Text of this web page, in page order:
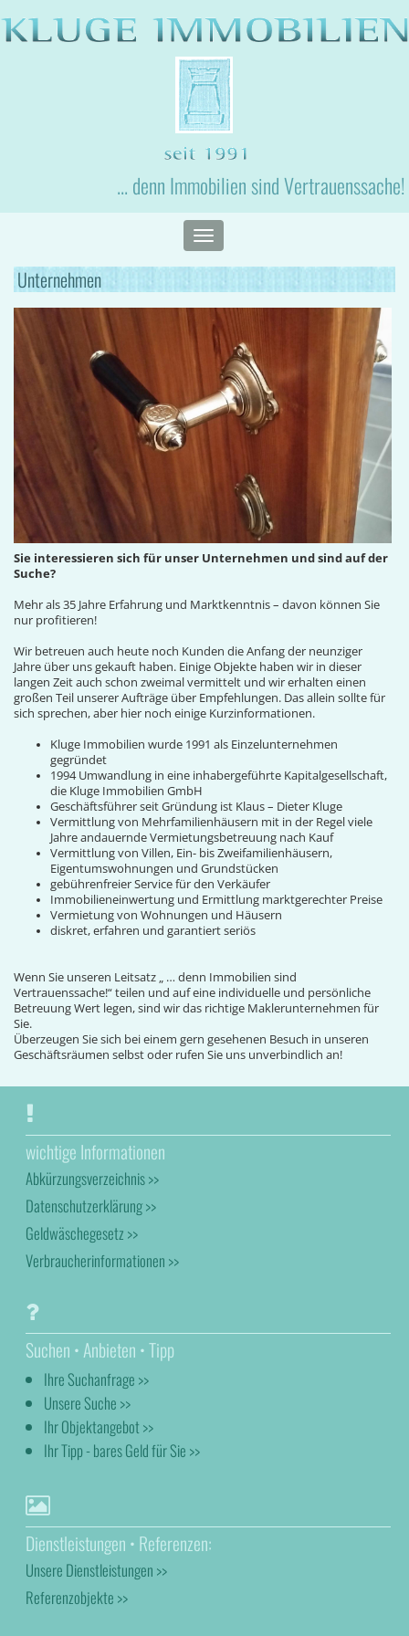
... denn Immobilien sind Vertrauenssache!
Toggle
navigation
Unternehmen
Sie interessieren sich für unser Unternehmen und sind auf der
Suche?
Mehr als 35 Jahre Erfahrung und Marktkenntnis – davon können Sie
nur profitieren!
Wir betreuen auch heute noch Kunden die Anfang der neunziger
Jahre über uns gekauft haben. Einige Objekte haben wir in dieser
langen Zeit auch schon zweimal vermittelt und wir erhalten einen
großen Teil unserer Aufträge über Empfehlungen. Das allein sollte für
sich sprechen, aber hier noch einige Kurzinformationen.
Kluge Immobilien wurde 1991 als Einzelunternehmen
gegründet
1994 Umwandlung in eine inhabergeführte Kapitalgesellschaft,
die Kluge Immobilien GmbH
Geschäftsführer seit Gründung ist Klaus – Dieter Kluge
Vermittlung von Mehrfamilienhäusern mit in der Regel viele
Jahre andauernde Vermietungsbetreuung nach Kauf
Vermittlung von Villen, Ein- bis Zweifamilienhäusern,
Eigentumswohnungen und Grundstücken
gebührenfreier Service für den Verkäufer
Immobilieneinwertung und Ermittlung marktgerechter Preise
Vermietung von Wohnungen und Häusern
diskret, erfahren und garantiert seriös
Wenn Sie unseren Leitsatz „ … denn Immobilien sind
Vertrauenssache!“ teilen und auf eine individuelle und persönliche
Betreuung Wert legen, sind wir das richtige Maklerunternehmen für
Sie.
Überzeugen Sie sich bei einem gern gesehenen Besuch in unseren
Geschäftsräumen selbst oder rufen Sie uns unverbindlich an!
wichtige Informationen
Abkürzungsverzeichnis >>
Datenschutzerklärung >>
Geldwäschegesetz >>
Verbraucherinformationen >>
Suchen • Anbieten • Tipp
Ihre Suchanfrage >>
Unsere Suche >>
Ihr Objektangebot >>
Ihr Tipp - bares Geld für Sie >>
Dienstleistungen • Referenzen:
Unsere Dienstleistungen >>
Referenzobjekte >>